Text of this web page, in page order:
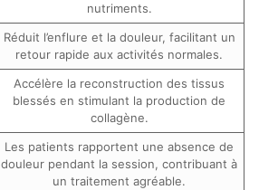
nutriments.
Réduit l’enflure et la douleur, facilitant un
retour rapide aux activités normales.
Accélère la reconstruction des tissus
blessés en stimulant la production de
collagène.
Les patients rapportent une absence de
douleur pendant la session, contribuant à
un traitement agréable.